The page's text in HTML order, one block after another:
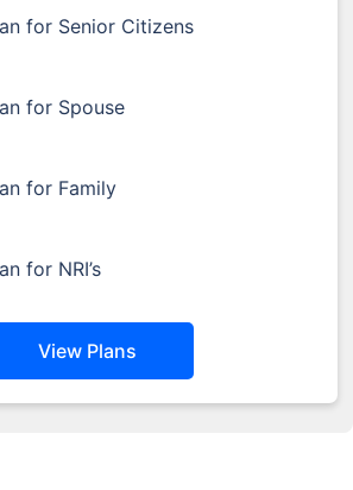
for Senior Citizens
for Spouse
for Family
for NRI’s
View Plans
ప్రారంభ ధర — పొగాకు తాగని, ముందే ఉన్న
. *₹1,376/నెల 1 కోటి టర్మ్ లైఫ్ ఇన్సూరెన్స్‌కు ప్రారంభ